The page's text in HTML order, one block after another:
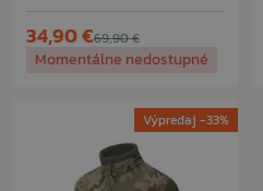
69,90 €
34,90 €
Momentálne nedostupné
Výpredaj -33%